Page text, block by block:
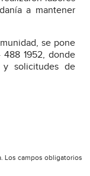
a mantener
se pone
1952, donde
y solicitudes de
Los campos obligatorios